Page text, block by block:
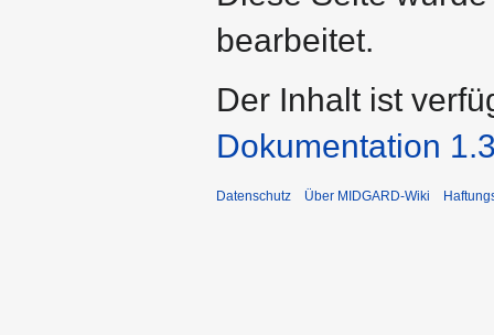
bearbeitet.
Der Inhalt ist
Dokumentation
Datenschutz Über MIDGARD-Wiki